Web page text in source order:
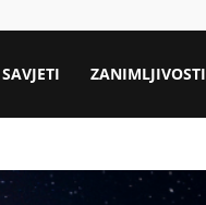
SAVJETI ZANIMLJIVOSTI